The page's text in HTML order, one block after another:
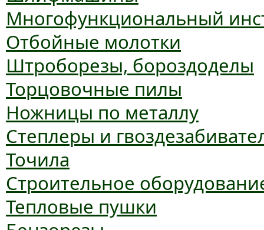
Многофункциональный
Отбойные молотки
Штроборезы, бороздоделы
Торцовочные пилы
Ножницы по металлу
Степлеры и
Точила
Строительное
Тепловые пушки